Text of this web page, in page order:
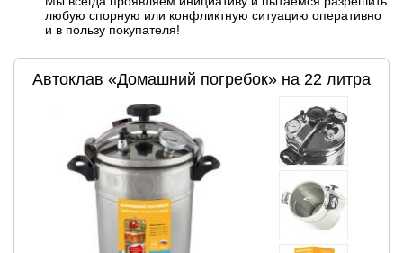
любую спорную или конфликтную ситуацию оперативно
и в пользу покупателя!
Автоклав «Домашний погребок» на 22 литра